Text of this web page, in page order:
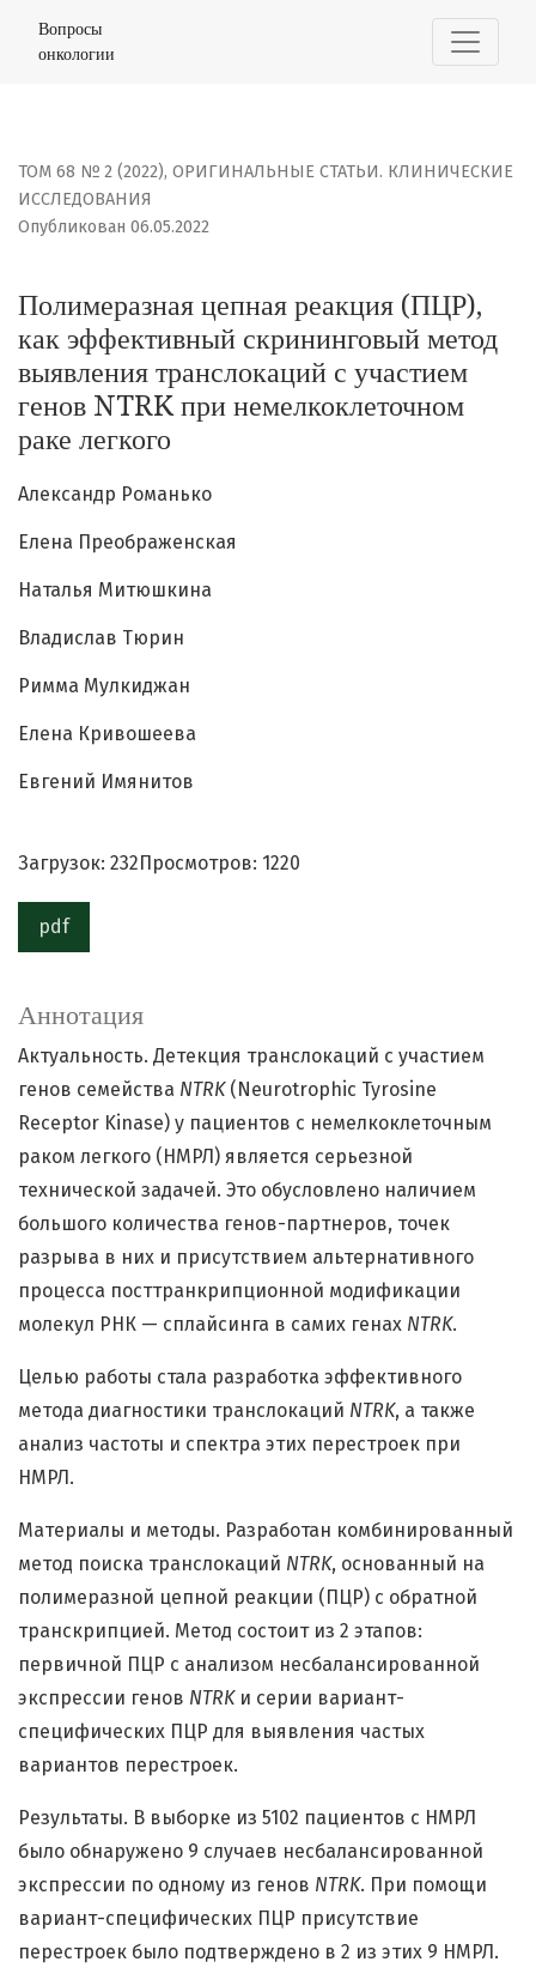
Полимеразная цепная реакция (ПЦР), как
Вопросы
онкологии
ТОМ 68 № 2 (2022), ОРИГИНАЛЬНЫЕ СТАТЬИ. КЛИНИЧЕСКИЕ
ИССЛЕДОВАНИЯ
Полимеразная цепная реакция (ПЦР),
как эффективный скрининговый метод
выявления транслокаций с участием
генов NTRK при немелкоклеточном
раке легкого
Опубликован 06.05.2022
Александр Романько
Елена Преображенская
Наталья Митюшкина
Владислав Тюрин
Римма Мулкиджан
Елена Кривошеева
Евгений Имянитов
Загрузок: 232 Просмотров: 1220
pdf
Аннотация
Актуальность. Детекция транслокаций с участием
генов семейства NTRK(Neurotrophic Tyrosine
Receptor Kinase) у пациентов с немелкоклеточным
раком легкого (НМРЛ) является серьезной
технической задачей. Это обусловлено наличием
большого количества генов-партнеров, точек
разрыва в них и присутствием альтернативного
процесса посттранкрипционной модификации
молекул РНК — сплайсинга в самих генах NTRK.
Целью работы стала разработка эффективного
метода диагностики транслокаций NTRK, а также
анализ частоты и спектра этих перестроек при
НМРЛ.
Материалы и методы. Разработан комбинированный
метод поиска транслокаций NTRK, основанный на
полимеразной цепной реакции (ПЦР) с обратной
транскрипцией. Метод состоит из 2 этапов:
первичной ПЦР с анализом несбалансированной
экспрессии генов NTRKи серии вариант-
специфических ПЦР для выявления частых
вариантов перестроек.
Результаты. В выборке из 5102 пациентов с НМРЛ
было обнаружено 9 случаев несбалансированной
экспрессии по одному из генов NTRK. При помощи
вариант-специфических ПЦР присутствие
перестроек было подтверждено в 2 из этих 9 НМРЛ.